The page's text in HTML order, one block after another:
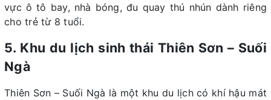
vực ô tô bay, nhà bóng, đu quay thú nhún dành riêng
cho trẻ từ 8 tuổi.
5. Khu du lịch sinh thái Thiên Sơn – Suối
Ngà
Thiên Sơn – Suối Ngà là một khu du lịch có khí hậu mát